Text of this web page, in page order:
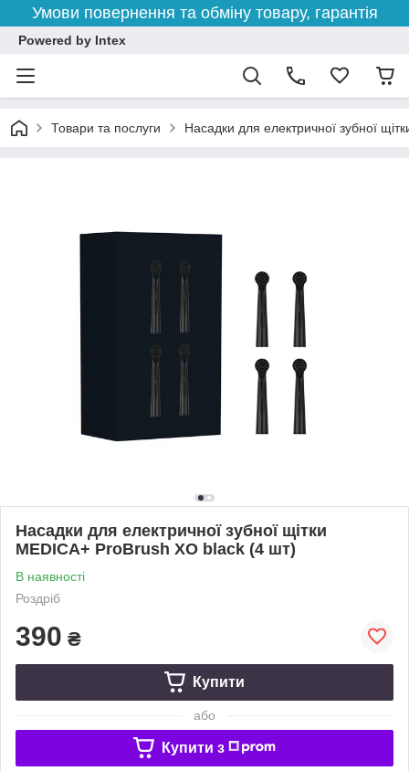
Умови повернення та обміну товару, гарантія
Powered by Intex
Товари та послуги Насадки для електричної зубної
Насадки для електричної зубної щітки
MEDICA+ ProBrush XO black (4 шт)
В наявності
Роздріб
390 ₴
Купити
або
Купити з